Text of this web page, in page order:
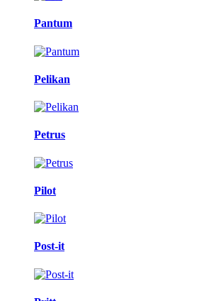
Pantum
Pelikan
Petrus
Pilot
Post-it